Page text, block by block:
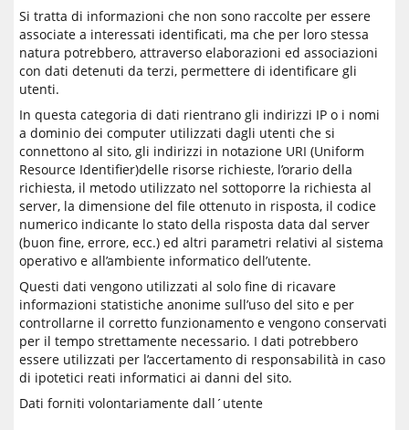
Si tratta di informazioni che non sono raccolte per essere
associate a interessati identificati, ma che per loro stessa
natura potrebbero, attraverso elaborazioni ed associazioni
con dati detenuti da terzi, permettere di identificare gli
utenti.
In questa categoria di dati rientrano gli indirizzi IP o i nomi
a dominio dei computer utilizzati dagli utenti che si
connettono al sito, gli indirizzi in notazione URI (Uniform
Resource Identifier)delle risorse richieste, l’orario della
richiesta, il metodo utilizzato nel sottoporre la richiesta al
server, la dimensione del file ottenuto in risposta, il codice
numerico indicante lo stato della risposta data dal server
(buon fine, errore, ecc.) ed altri parametri relativi al sistema
operativo e all’ambiente informatico dell’utente.
Questi dati vengono utilizzati al solo fine di ricavare
informazioni statistiche anonime sull’uso del sito e per
controllarne il corretto funzionamento e vengono conservati
per il tempo strettamente necessario. I dati potrebbero
essere utilizzati per l’accertamento di responsabilità in caso
di ipotetici reati informatici ai danni del sito.
Dati forniti volontariamente dall´utente